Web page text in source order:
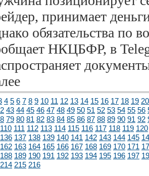
принимает
обязательства по
НКЦБФР, в
4 5 6 7 8 9 10 11 12 13 14 15 16 17 18 19 20
43 44 45 46 47 48 49 50 51 52 53 54 55 56
79 80 81 82 83 84 85 86 87 88 89 90 91 92
110 111 112 113 114 115 116 117 118 119 120
136 137 138 139 140 141 142 143 144 145
162 163 164 165 166 167 168 169 170 171
188 189 190 191 192 193 194 195 196 197
214 215 216